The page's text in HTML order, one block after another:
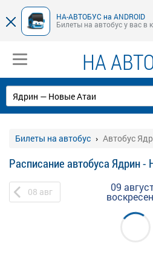
НА-АВТОБУС на ANDROID
Билеты на автобус у вас в
НА
Билеты на автобус Автобус
Расписание автобуса Ядрин -
08 авг 09